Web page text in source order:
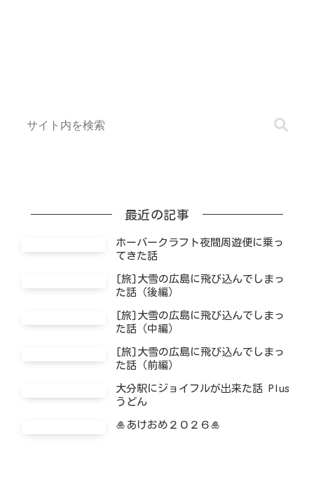
最近の記事
ホーバークラフト夜間周遊便に乗っ
てきた話
[旅]大雪の広島に飛び込んでしまっ
た話（後編）
[旅]大雪の広島に飛び込んでしまっ
た話（中編）
[旅]大雪の広島に飛び込んでしまっ
た話（前編）
大分駅にジョイフルが出来た話 Plus
うどん
🎍あけおめ２０２６🎍